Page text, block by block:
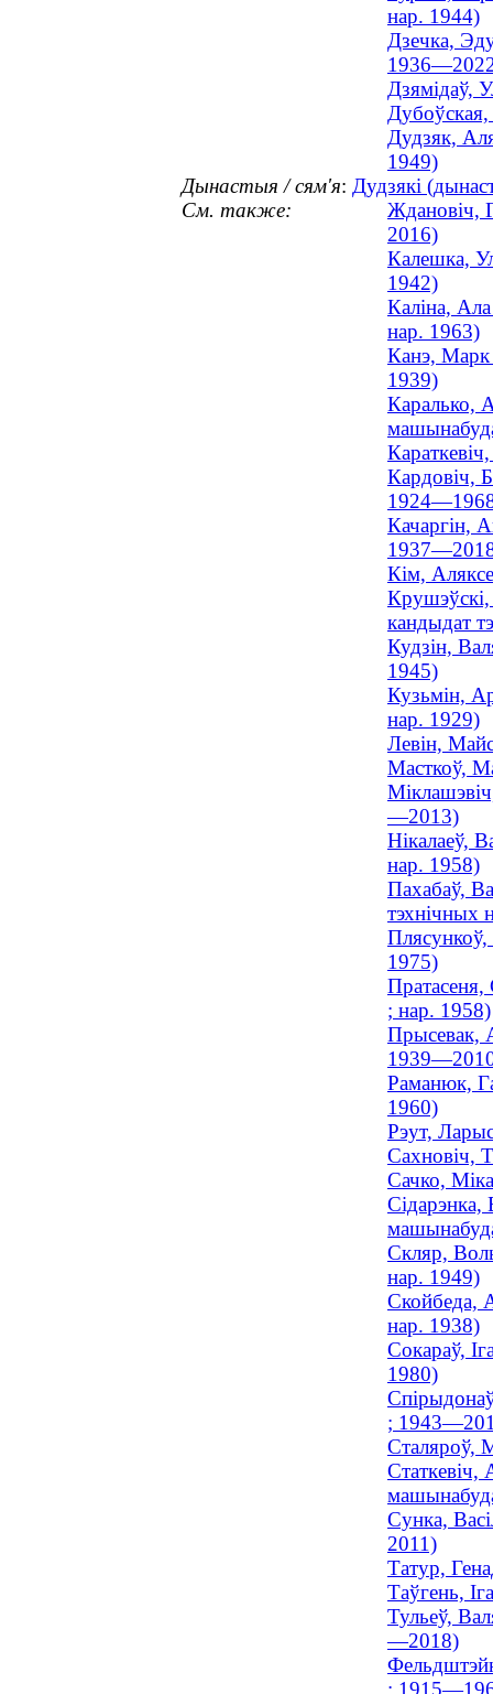
нар. 1944)
Дзечка,
Дзямідаў,
Дудзяк,
1949)
Дынастыя / сям'я: Дудзякі
См. также:
Ждановіч,
2016)
Калешка,
1942)
Каліна,
нар. 1963)
Канэ, Марк
1939)
Каралько,
Кардовіч,
Качаргін,
Кім,
Крушэўскі,
кандыдат
Кудзін,
1945)
Кузьмін,
нар. 1929)
Левін,
Масткоў,
—2013)
Нікалаеў,
нар. 1958)
Пахабаў,
тэхнічных
Плясункоў,
1975)
Пратасеня,
; нар. 1958)
Прысевак,
Раманюк,
1960)
Рэут,
Сахновіч,
Сачко,
Сідарэнка,
Скляр,
нар. 1949)
Скойбеда,
нар. 1938)
Сокараў,
1980)
;
Сталяроў,
Статкевіч,
Сунка,
2011)
Татур,
Таўгень,
Тульеў,
—2018)